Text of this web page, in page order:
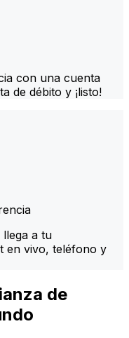
con una cuenta
de débito y ¡listo!
a tu
en vivo, teléfono y
de